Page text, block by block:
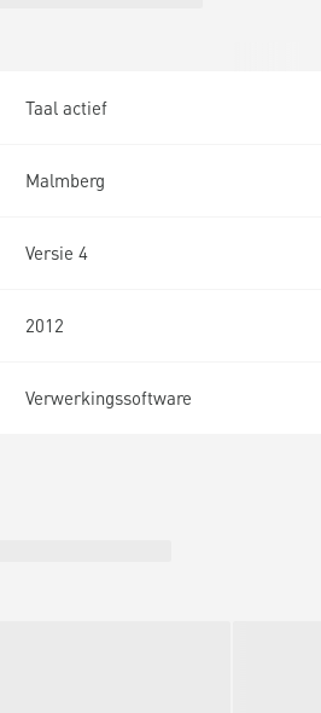
Taal actief
Malmberg
Versie 4
2012
Verwerkingssoftware